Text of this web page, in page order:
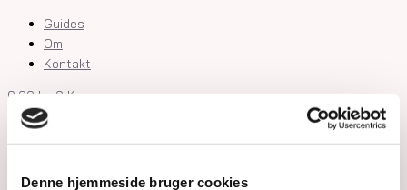
Denne hjemmeside bruger cookies
Guides
Om
Kontakt
0,00 kr. 0 Kurv
Shop